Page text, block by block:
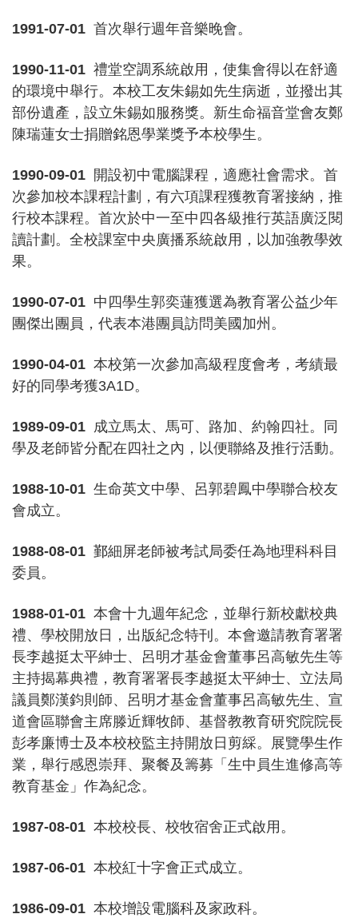
1991-07-01 首次舉行週年音樂晚會。
1990-11-01 禮堂空調系統啟用，使集會得以在舒適
的環境中舉行。本校工友朱錫如先生病逝，並撥出其
部份遺產，設立朱錫如服務獎。新生命福音堂會友鄭
陳瑞蓮女士捐贈銘恩學業獎予本校學生。
1990-09-01 開設初中電腦課程，適應社會需求。首
次參加校本課程計劃，有六項課程獲教育署接納，推
行校本課程。首次於中一至中四各級推行英語廣泛閱
讀計劃。全校課室中央廣播系統啟用，以加強教學效
果。
1990-07-01 中四學生郭奕蓮獲選為教育署公益少年
團傑出團員，代表本港團員訪問美國加州。
1990-04-01 本校第一次參加高級程度會考，考績最
好的同學考獲3A1D。
1989-09-01 成立馬太、馬可、路加、約翰四社。同
學及老師皆分配在四社之內，以便聯絡及推行活動。
1988-10-01 生命英文中學、呂郭碧鳳中學聯合校友
會成立。
1988-08-01 鄞細屏老師被考試局委任為地理科科目
委員。
1988-01-01 本會十九週年紀念，並舉行新校獻校典
禮、學校開放日，出版紀念特刊。本會邀請教育署署
長李越挺太平紳士、呂明才基金會董事呂高敏先生等
主持揭幕典禮，教育署署長李越挺太平紳士、立法局
議員鄭漢鈞則師、呂明才基金會董事呂高敏先生、宣
道會區聯會主席滕近輝牧師、基督教教育研究院院長
彭孝廉博士及本校校監主持開放日剪綵。展覽學生作
業，舉行感恩崇拜、聚餐及籌募「生中員生進修高等
教育基金」作為紀念。
1987-08-01 本校校長、校牧宿舍正式啟用。
1987-06-01 本校紅十字會正式成立。
1986-09-01 本校增設電腦科及家政科。